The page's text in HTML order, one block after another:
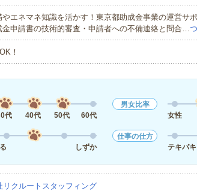
やエネマネ知識を活かす！東京都助成金事業の運営サ
金申請書の技術的審査・申請者への不備連絡と問合…
！
代 40代 50代 60代
男女比率
女性
しずか
仕事の仕方
テキパキ
リクルートスタッフィング